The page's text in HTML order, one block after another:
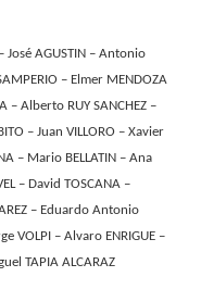
José AGUSTIN – Antonio
– Elmer MENDOZA
– Alberto RUY SANCHEZ –
– Juan VILLORO – Xavier
– Mario BELLATIN – Ana
– David TOSCANA –
– Eduardo Antonio
VOLPI – Alvaro ENRIGUE –
TAPIA ALCARAZ